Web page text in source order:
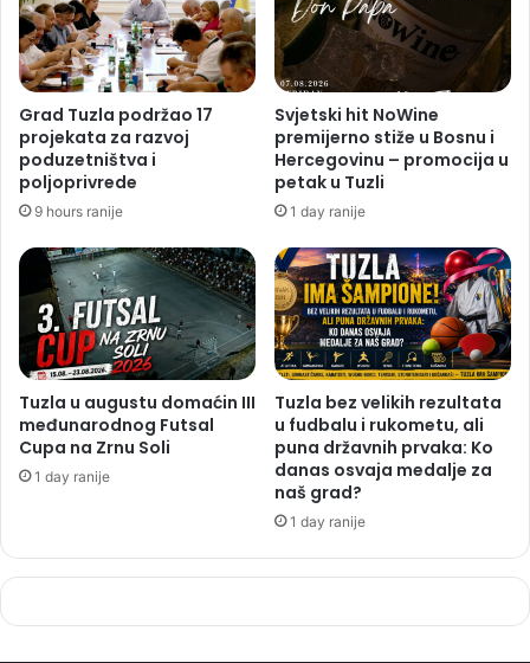
Grad Tuzla podržao 17
projekata za razvoj
poduzetništva i
poljoprivrede
9 hours ranije
Svjetski hit NoWine
premijerno stiže u Bosnu i
Hercegovinu – promocija u
petak u Tuzli
1 day ranije
Tuzla u augustu domaćin III
međunarodnog Futsal
Cupa na Zrnu Soli
1 day ranije
Tuzla bez velikih rezultata
u fudbalu i rukometu, ali
puna državnih prvaka: Ko
danas osvaja medalje za
naš grad?
1 day ranije